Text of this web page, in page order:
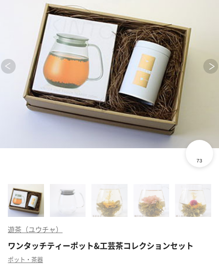
遊茶（ユウチャ）
ワンタッチティーポット&工芸茶コレクションセット
ポット・茶器